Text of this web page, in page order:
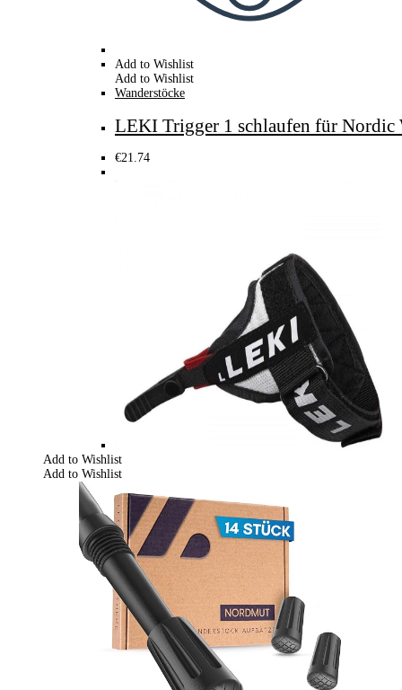
Add to Wishlist
Add to Wishlist
Wanderstöcke
LEKI Trigger 1 schlaufen für Nordic
€21.74
Add to Wishlist
Add to Wishlist